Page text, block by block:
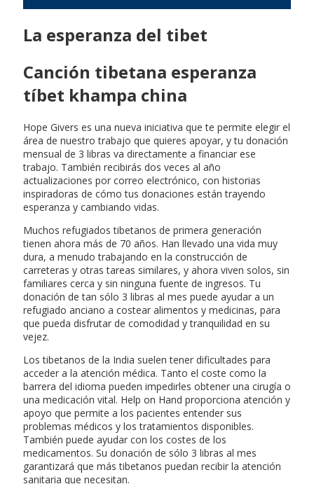
La esperanza del tibet
Canción tibetana esperanza
tíbet khampa china
Hope Givers es una nueva iniciativa que te permite elegir el
área de nuestro trabajo que quieres apoyar, y tu donación
mensual de 3 libras va directamente a financiar ese
trabajo. También recibirás dos veces al año
actualizaciones por correo electrónico, con historias
inspiradoras de cómo tus donaciones están trayendo
esperanza y cambiando vidas.
Muchos refugiados tibetanos de primera generación
tienen ahora más de 70 años. Han llevado una vida muy
dura, a menudo trabajando en la construcción de
carreteras y otras tareas similares, y ahora viven solos, sin
familiares cerca y sin ninguna fuente de ingresos. Tu
donación de tan sólo 3 libras al mes puede ayudar a un
refugiado anciano a costear alimentos y medicinas, para
que pueda disfrutar de comodidad y tranquilidad en su
vejez.
Los tibetanos de la India suelen tener dificultades para
acceder a la atención médica. Tanto el coste como la
barrera del idioma pueden impedirles obtener una cirugía o
una medicación vital. Help on Hand proporciona atención y
apoyo que permite a los pacientes entender sus
problemas médicos y los tratamientos disponibles.
También puede ayudar con los costes de los
medicamentos. Su donación de sólo 3 libras al mes
garantizará que más tibetanos puedan recibir la atención
sanitaria que necesitan.